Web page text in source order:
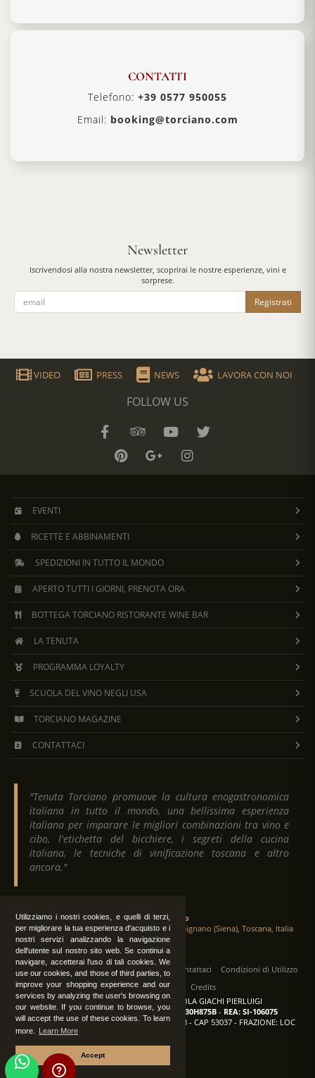
Utilizziamo i nostri cookies, e quelli di terzi,
per migliorare la tua esperienza d'acquisto e i
nostri servizi analizzando la navigazione
dell'utente sul nostro sito web. Se continui a
navigare, accetterai l'uso di tali cookies. We
use our cookies, and those of third parties, to
improve your shopping experience and our
services by analyzing the user's browsing on
our website. If you continue to browse, you
will accept the use of these cookies. To learn
more.
Learn More
Accept
CONTATTI
Telefono: +39 0577 950055
Email: booking@torciano.com
Newsletter
Iscrivendosi alla nostra newsletter, scoprirai le nostre esperienze, vini e
sorprese.
Registrati
VIDEO PRESS NEWS LAVORA CON NOI
FOLLOW US
EVENTI
RICETTE E ABBINAMENTI
SPEDIZIONI IN TUTTO IL MONDO
APERTO TUTTI I GIORNI, PRENOTA ORA
BOTTEGA TORCIANO RISTORANTE WINE BAR
LA TENUTA
PROGRAMMA LOYALTY
SCUOLA DEL VINO NEGLI USA
TORCIANO MAGAZINE
CONTATTACI
"Tenuta Torciano promuove la cultura enogastronomica
italiana in tutto il mondo, una bellissima esperienza
italiana per imparare le migliori combinazioni tra vino e
cibo, l'etichetta del bicchiere, i segreti della cucina
italiana, le tecniche di vinificazione toscana e altro
ancora."
Tenuta Torciano
Via Crocetta 16, Loc. Ulignano 53037 San Gimignano (Siena), Toscana, Italia
Tutti i diritti sono riservati | Operatori Contattaci
Condizioni di Utilizzo
Privacy
Albo Fornitori
Credits
TENUTA TORCIANO AZIENDA AGRICOLA GIACHI PIERLUIGI
P.IVA: IT00375840527 -C.F.: GCHPLG62C30H875B- REA: SI-106075
Sede: SAN GIMIGNANO (SI) - VIA CROCETTA 18 - CAP 53037 - FRAZIONE: LOC